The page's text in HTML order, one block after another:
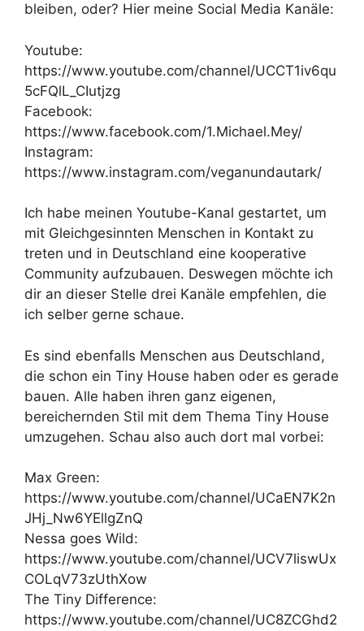
bleiben, oder? Hier meine Social Media Kanäle:
Youtube:
https://www.youtube.com/channel/UCCT1iv6qu
5cFQlL_CIutjzg
Facebook:
https://www.facebook.com/1.Michael.Mey/
Instagram:
https://www.instagram.com/veganundautark/
Ich habe meinen Youtube-Kanal gestartet, um
mit Gleichgesinnten Menschen in Kontakt zu
treten und in Deutschland eine kooperative
Community aufzubauen. Deswegen möchte ich
dir an dieser Stelle drei Kanäle empfehlen, die
ich selber gerne schaue.
Es sind ebenfalls Menschen aus Deutschland,
die schon ein Tiny House haben oder es gerade
bauen. Alle haben ihren ganz eigenen,
bereichernden Stil mit dem Thema Tiny House
umzugehen. Schau also auch dort mal vorbei:
Max Green:
https://www.youtube.com/channel/UCaEN7K2n
JHj_Nw6YEllgZnQ
Nessa goes Wild:
https://www.youtube.com/channel/UCV7liswUx
COLqV73zUthXow
The Tiny Difference:
https://www.youtube.com/channel/UC8ZCGhd2